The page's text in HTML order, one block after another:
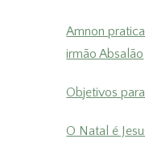
Amnon
irmão Absalão
Objetivos
O Natal é